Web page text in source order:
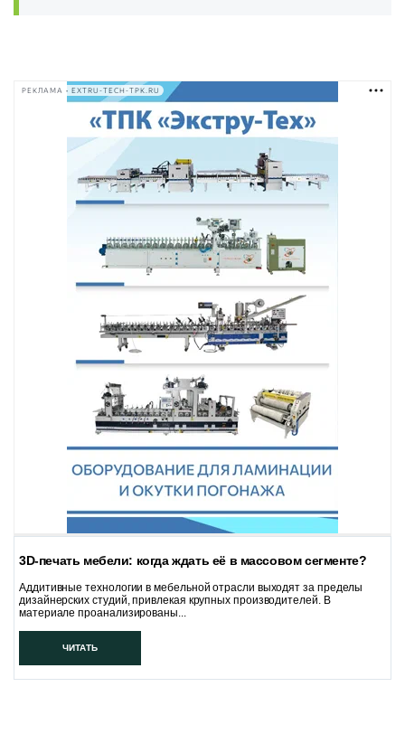
РЕКЛАМА • EXTRU-TECH-TPK.RU
3D-печать мебели: когда ждать её в массовом сегменте?
Аддитивные технологии в мебельной отрасли выходят за пределы
дизайнерских студий, привлекая крупных производителей. В
материале проанализированы...
ЧИТАТЬ